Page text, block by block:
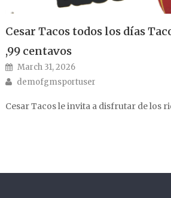
Cesar Tacos todos los días
,99 centavos
Posted on
March 31, 2026
Author
demofgmsportuser
Cesar Tacos le invita a disfrutar de los